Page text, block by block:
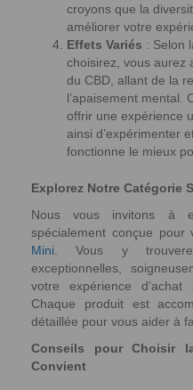
croyons que la
améliorer votre
Effets Variés : Selon
choisirez, vous aurez
du CBD, allant de la
l’apaisement mental.
offrir une expérience
ainsi d’expérimenter
fonctionne le mieux
Explorez Notre Catégorie
Nous vous invitons à
spécialement conçue pour
Mini . Vous y
exceptionnelles,
votre expérience
Chaque produit est
détaillée pour vous aider à
Conseils pour Choisir
Convient